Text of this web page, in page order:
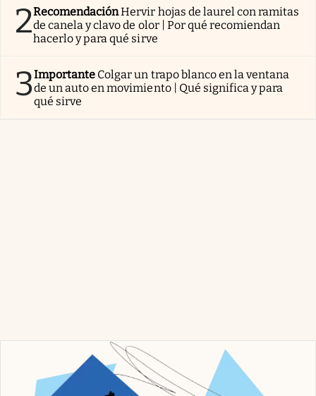
2RecomendaciónHervir hojas de laurel con ramitas
de canela y clavo de olor | Por qué recomiendan
hacerlo y para qué sirve
3Importante Colgar un trapo blanco en la ventana
de un auto en movimiento | Qué significa y para
qué sirve